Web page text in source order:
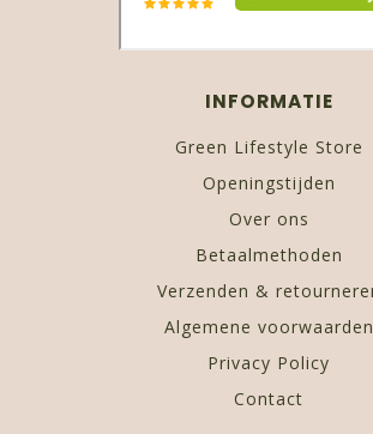
INFORMATIE
Green Lifestyle Store
Openingstijden
Over ons
Betaalmethoden
Verzenden &
Algemene voorwaarden
Privacy Policy
Contact